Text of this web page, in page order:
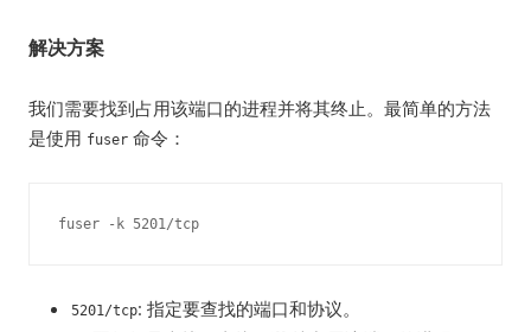
解决方案
我们需要找到占用该端口的进程并将其终止。最简单的方法
是使用 fuser 命令：
fuser -k 5201/tcp
5201/tcp: 指定要查找的端口和协议。